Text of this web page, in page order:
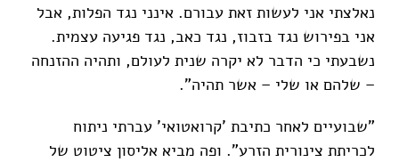
נאלצתי אני לעשות זאת עבורם. אינני נגד הפלות, אבל
אני בפירוש נגד בזבוז, נגד כאב, נגד פגיעה עצמית.
נשבעתי כי הדבר לא יקרה שנית לעולם, ותהיה ההזנחה
– שלהם או שלי – אשר תהיה".
"שבועיים לאחר כתיבת 'קרואטואי' עברתי ניתוח
לכריתת צינורית הזרע". ופה מביא אליסון ציטוט של